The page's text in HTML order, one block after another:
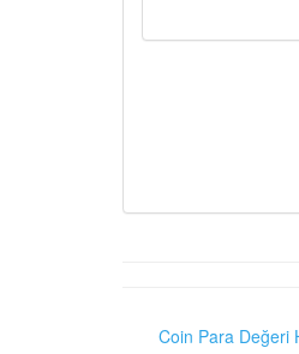
Coin Para Değeri